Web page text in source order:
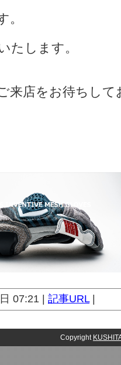
。
たします。
来店をお待ちして
07:21 | 記事URL|
Copyright